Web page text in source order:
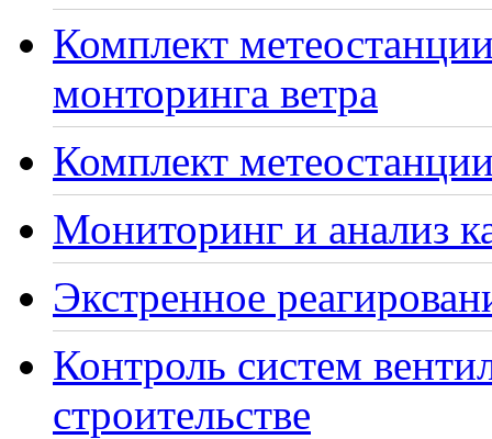
Комплект
монторинга ветра
Комплект
Мониторинг и анализ
Экстренное
Контроль систем
строительстве